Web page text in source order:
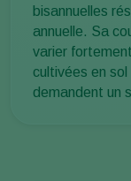
bisannuelles
annuelle. Sa
varier
cultivées en
demandent un